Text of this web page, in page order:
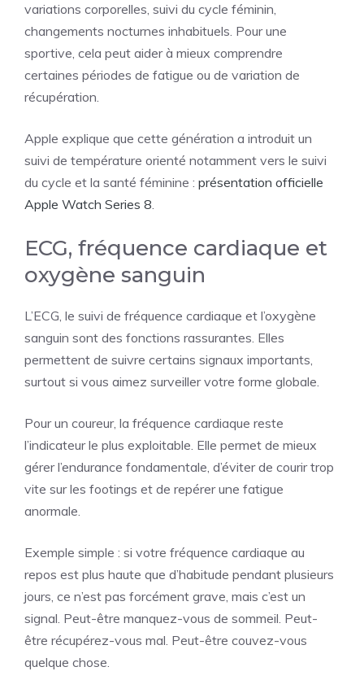
variations corporelles, suivi du cycle féminin,
changements nocturnes inhabituels. Pour une
sportive, cela peut aider à mieux comprendre
certaines périodes de fatigue ou de variation de
récupération.
Apple explique que cette génération a introduit un
suivi de température orienté notamment vers le suivi
du cycle et la santé féminine : présentation officielle
Apple Watch Series 8.
ECG, fréquence cardiaque et
oxygène sanguin
L’ECG, le suivi de fréquence cardiaque et l’oxygène
sanguin sont des fonctions rassurantes. Elles
permettent de suivre certains signaux importants,
surtout si vous aimez surveiller votre forme globale.
Pour un coureur, la fréquence cardiaque reste
l’indicateur le plus exploitable. Elle permet de mieux
gérer l’endurance fondamentale, d’éviter de courir trop
vite sur les footings et de repérer une fatigue
anormale.
Exemple simple : si votre fréquence cardiaque au
repos est plus haute que d’habitude pendant plusieurs
jours, ce n’est pas forcément grave, mais c’est un
signal. Peut-être manquez-vous de sommeil. Peut-
être récupérez-vous mal. Peut-être couvez-vous
quelque chose.